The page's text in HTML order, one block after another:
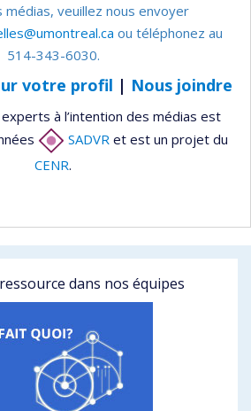
médias, veuillez nous envoyer
ou téléphonez au
514-343-6030.
votre profil | Nous joindre
à l’intention des médias est
SADVR et est un projet du
CENR.
dans nos équipes